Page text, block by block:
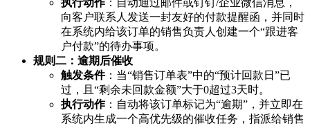
执行动作：自动通过邮件或钉钉/企业微信消息，
向客户联系人发送一封友好的付款提醒函，并同时
在系统内给该订单的销售负责人创建一个“跟进客
户付款”的待办事项。
规则二：逾期后催收
触发条件：当“销售订单表”中的“预计回款日”已
过，且“剩余未回款金额”大于0超过3天时。
执行动作：自动将该订单标记为“逾期”，并立即在
系统内生成一个高优先级的催收任务，指派给销售